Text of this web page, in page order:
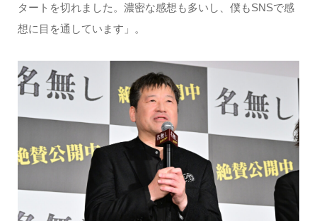
タートを切れました。濃密な感想も多いし、僕もSNSで感
想に目を通しています」。